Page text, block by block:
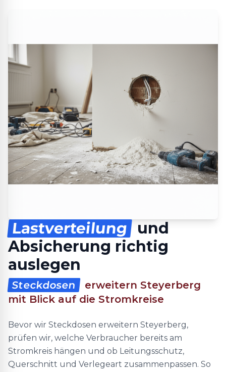
Lastverteilung
und
Absicherung richtig
auslegen
Steckdosen
erweitern Steyerberg
mit Blick auf die Stromkreise
Bevor wir Steckdosen erweitern Steyerberg,
prüfen wir, welche Verbraucher bereits am
Stromkreis hängen und ob Leitungsschutz,
Querschnitt und Verlegeart zusammenpassen. So